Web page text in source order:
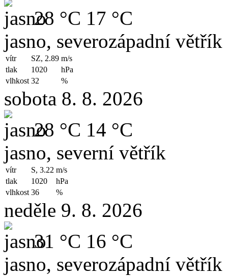
28 °C 17 °C
jasno, severozápadní větřík
vítr SZ, 2.89 m/s
tlak
1020
hPa
vlhkost 32 %
sobota 8. 8. 2026
28 °C 14 °C
jasno, severní větřík
vítr S, 3.22 m/s
tlak
1020
hPa
vlhkost 36 %
neděle 9. 8. 2026
31 °C 16 °C
jasno, severozápadní větřík